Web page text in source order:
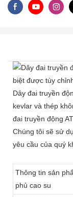
Dây đai truyền
kevlar và thép
đai truyền động
Chúng tôi sẽ sử
yêu cầu của quý
Thông tin sản
phủ cao su